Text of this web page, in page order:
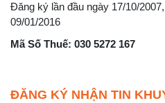
Đăng ký lần đầu ngày 17/10/
09/01/2016
Mã Số Thuế: 030 5272 167
ĐĂNG KÝ NHẬN TIN